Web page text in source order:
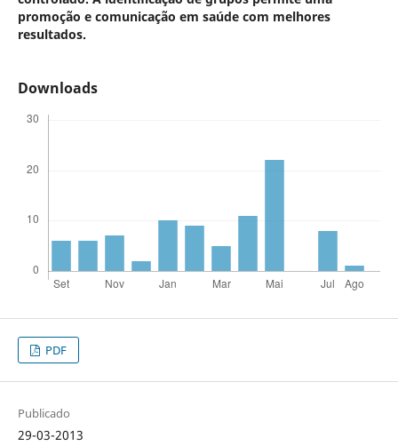
promoção e comunicação em saúde com melhores
resultados.
Downloads
PDF
Publicado
29-03-2013